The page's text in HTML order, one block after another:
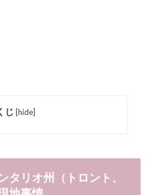
じ [hide]
タリオ州（トロント、